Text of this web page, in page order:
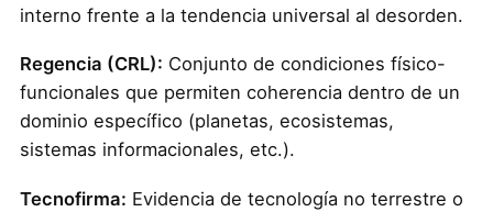
interno frente a la tendencia universal al desorden.
Regencia (CRL): Conjunto de condiciones físico-
funcionales que permiten coherencia dentro de un
dominio específico (planetas, ecosistemas,
sistemas informacionales, etc.).
Tecnofirma: Evidencia de tecnología no terrestre o